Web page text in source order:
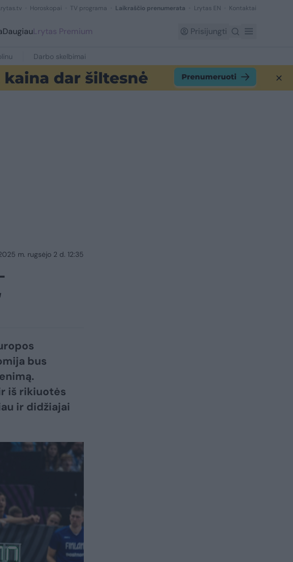
Horoskopai TV programa Laikraščio prenumerata Lrytas EN Kontaktai
DaugiauLrytas Premium Prisijungti
Darbo skelbimai
m. rugsėjo 2 d. 12:35
bus
iš rikiuotės
ir didžiajai